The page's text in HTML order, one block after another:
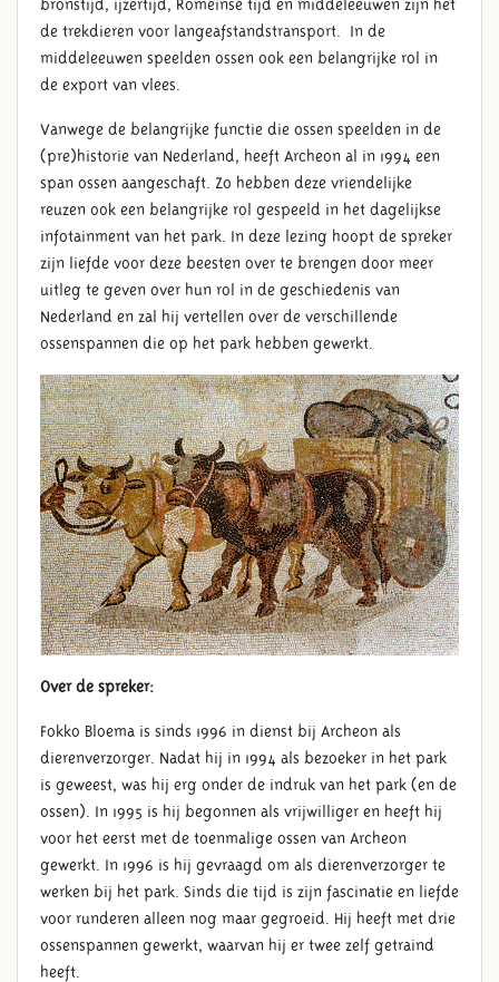
bronstijd, ijzertijd, Romeinse tijd en middeleeuwen zijn het
de trekdieren voor langeafstandstransport. In de
middeleeuwen speelden ossen ook een belangrijke rol in
de export van vlees.
Vanwege de belangrijke functie die ossen speelden in de
(pre)historie van Nederland, heeft Archeon al in 1994 een
span ossen aangeschaft. Zo hebben deze vriendelijke
reuzen ook een belangrijke rol gespeeld in het dagelijkse
infotainment van het park. In deze lezing hoopt de spreker
zijn liefde voor deze beesten over te brengen door meer
uitleg te geven over hun rol in de geschiedenis van
Nederland en zal hij vertellen over de verschillende
ossenspannen die op het park hebben gewerkt.
Over de spreker:
Fokko Bloema is sinds 1996 in dienst bij Archeon als
dierenverzorger. Nadat hij in 1994 als bezoeker in het park
is geweest, was hij erg onder de indruk van het park (en de
ossen). In 1995 is hij begonnen als vrijwilliger en heeft hij
voor het eerst met de toenmalige ossen van Archeon
gewerkt. In 1996 is hij gevraagd om als dierenverzorger te
werken bij het park. Sinds die tijd is zijn fascinatie en liefde
voor runderen alleen nog maar gegroeid. Hij heeft met drie
ossenspannen gewerkt, waarvan hij er twee zelf getraind
heeft.